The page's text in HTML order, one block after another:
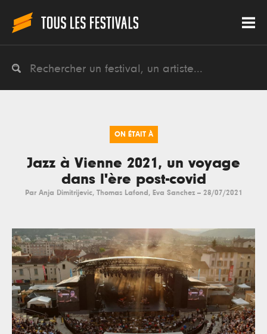
ON ÉTAIT À
Jazz à Vienne 2021, un voyage
dans l'ère post-covid
Par Anja Dimitrijevic, Thomas Lafond , Eva Sanchez -- 28/07/2021